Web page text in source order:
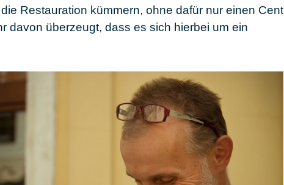
Restauration kümmern, ohne dafür nur einen Cent
davon überzeugt, dass es sich hierbei um ein